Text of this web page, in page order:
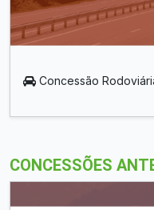
Concessão
CONCESSÕES